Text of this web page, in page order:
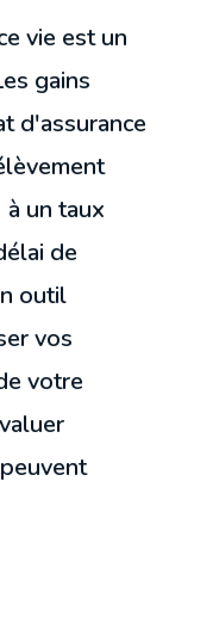
vie est un
gains
d'assurance
un taux
de
outil
vos
votre